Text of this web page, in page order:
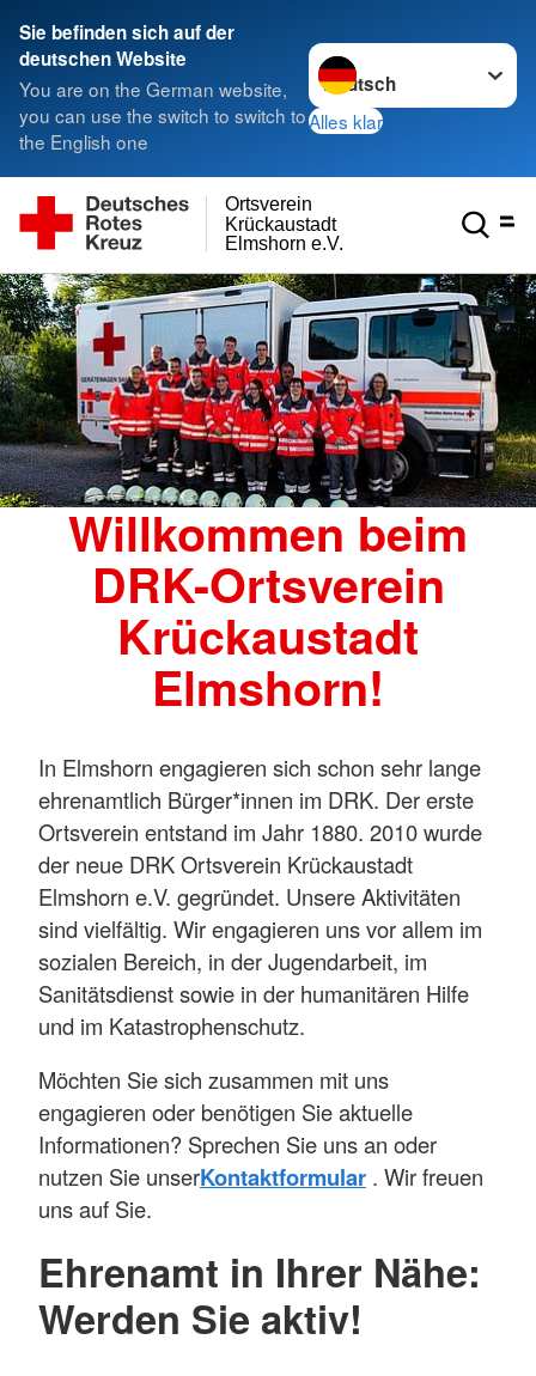
Sie befinden sich auf der
deutschen Website
You are on the German website,
you can use the switch to switch to
the English one
Sprache wechseln zu
Alles klar
Elmshorn e.V.
Krückaustadt
Ortsverein
Willkommen beim
DRK-Ortsverein
Krückaustadt
Elmshorn!
In Elmshorn engagieren sich schon sehr lange
ehrenamtlich Bürger*innen im DRK. Der erste
Ortsverein entstand im Jahr 1880. 2010 wurde
der neue DRK Ortsverein Krückaustadt
Elmshorn e.V. gegründet. Unsere Aktivitäten
sind vielfältig. Wir engagieren uns vor allem im
sozialen Bereich, in der Jugendarbeit, im
Sanitätsdienst sowie in der humanitären Hilfe
und im Katastrophenschutz.
Möchten Sie sich zusammen mit uns
engagieren oder benötigen Sie aktuelle
Informationen? Sprechen Sie uns an oder
nutzen Sie unserKontaktformular . Wir freuen
uns auf Sie.
Ehrenamt in Ihrer Nähe:
Werden Sie aktiv!